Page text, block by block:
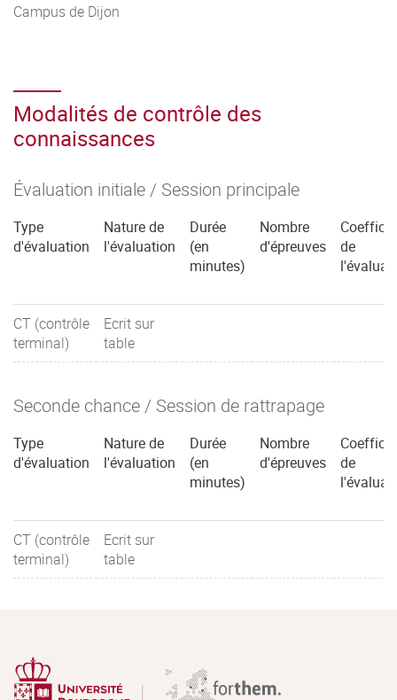
Campus de Dijon
Modalités de contrôle des
connaissances
Évaluation initiale / Session principale
Type
d'évaluation
Nature de
l'évaluation
Durée
(en
minutes)
Nombre
d'épreuves
de
CT (contrôle
terminal)
Ecrit sur
table
Seconde chance / Session de rattrapage
Type
d'évaluation
Nature de
l'évaluation
Durée
(en
minutes)
Nombre
d'épreuves
de
CT (contrôle
terminal)
Ecrit sur
table